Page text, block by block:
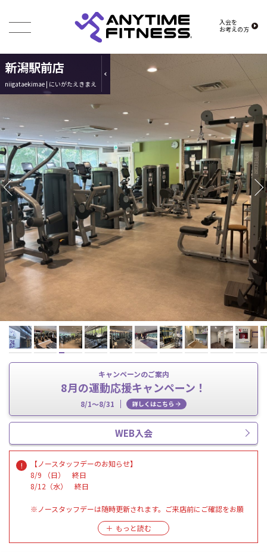
入会を
お考えの方
新潟駅前店
niigataekimae | にいがたえきまえ
キャンペーンのご案内
8月の運動応援キャンペーン！
8/1～8/31 詳しくはこちら
WEB入会
【ノースタッフデーのお知らせ】
8/9 （日） 終日
8/12（水） 終日
※ノースタッフデーは随時更新されます。ご来店前にご確認をお願
※スタッフ体調不良等により、急遽ノースタッフデーとなる場合が